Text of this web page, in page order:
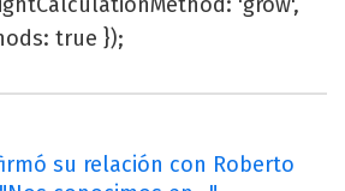
true });
su relación con Roberto